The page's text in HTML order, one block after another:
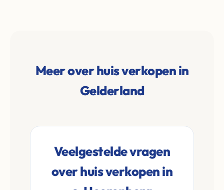
Meer over huis verkopen in
Gelderland
Veelgestelde vragen
over huis verkopen in